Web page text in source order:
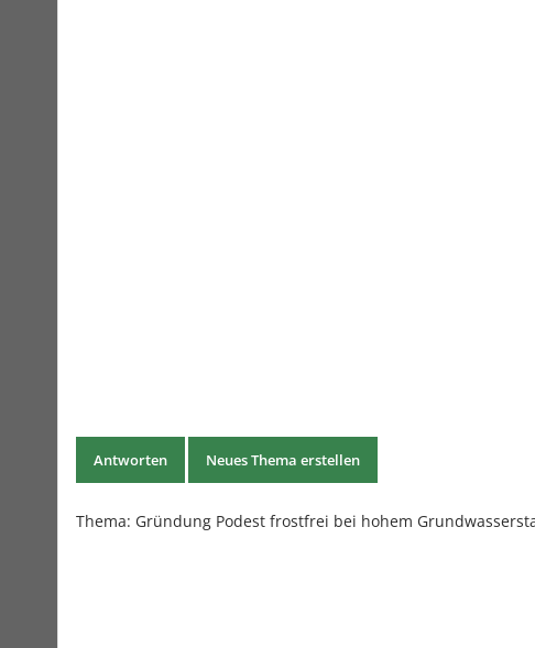
Antworten Neues Thema erstellen
Thema: Gründung Podest frostfrei bei hohem